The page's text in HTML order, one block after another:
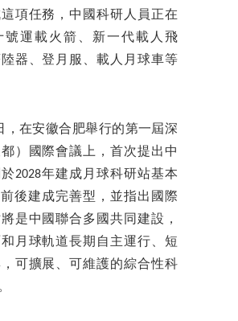
項任務，中國科研人員正在
號運載火箭、新一代載人飛
器、登月服、載人月球車等
，在安徽合肥舉行的第一屆深
）國際會議上，首次提出中
2028年建成月球科研站基本
後建成完善型，並指出國際
是中國聯合多國共同建設，
月球軌道長期自主運行、短
可擴展、可維護的綜合性科